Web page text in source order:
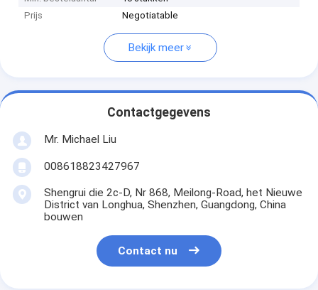
Prijs
Negotiatable
Bekijk meer
Contactgegevens
Mr. Michael Liu
008618823427967
Shengrui die 2c-D, Nr 868, Meilong-Road, het Nieuwe
District van Longhua, Shenzhen, Guangdong, China
bouwen
Contact nu